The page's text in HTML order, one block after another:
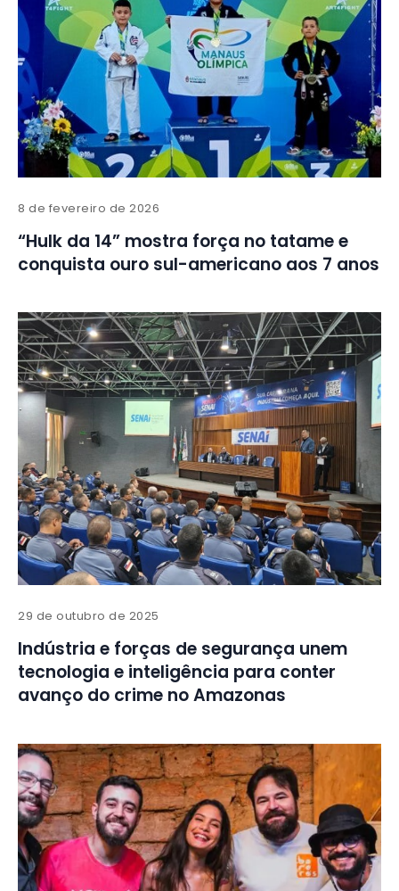
8 de fevereiro de 2026
“Hulk da 14” mostra força no tatame e
conquista ouro sul-americano aos 7 anos
29 de outubro de 2025
Indústria e forças de segurança unem
tecnologia e inteligência para conter
avanço do crime no Amazonas